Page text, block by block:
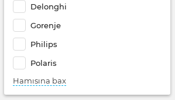
Delonghi
Gorenje
Philips
Polaris
Hamısına bax